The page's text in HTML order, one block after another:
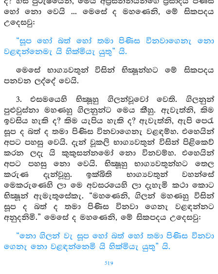
හෝ නො වෙයි ... මෙසේ ද මහණෙනි, මේ සිකපදය
උදෙසවු:
“සූප හෝ බත් හෝ තමා පිණිස විනවාගෙනැ නො
වළඳන්නෙමැ යි හික්මියැ යුතු” යි.
මෙසේ භාග්‍යවතුන් විසින් භික්‍ෂූන්හට මේ සිකපදය
පනවන ලද්දේ වෙයි.
3. එසමයෙහි භික්‍ෂූහු ගිලන්වූවෝ වෙති. ගිලනුන්
පුළුවුස්නා මහණහු ගිලනුන්ට මෙය කීහු. ඇවැත්නි, කිම
ඉවසිය හැකි ද? කිම යැපිය හැකි ද? ඇවැත්නි, ඇපි පෙරැ
සූප ද බත් ද තමා පිණිස විනවාගෙනැ වළඳම්හ. එහෙයින්
අපට පහසු වෙයි. දැන් වූකලි භාග්‍යවතුන් විසින් පිළිකෙව්
කරන ලදැ යි කුකුසන්නමෝ නො විනවම්හ. එහෙයින්
අපට පහසු නො වෙයි. භික්‍ෂූහු භාග්‍යවතුන්හට තෙල
කරුණ දැන්වූහු. ඉක්බිති භාග්‍යවතුන් වහන්සේ
මෙකරුණෙහි ලා මෙ අවසරයෙහි ලා දැහැමි කථා කොට
භික්‍ෂූන් ඇමැතූසේකැ. “මහණෙනි, ගිලන් මහණහු විසින්
සූප ද බත් ද තමා පිණිස විනවා ගෙනැ වළඳන්නට
අනුදනිමි.” මෙසේ ද මහණෙනි, මේ සිකපදය උදෙසවු:
“නො ගිලන් වැ සූප හෝ බත් හෝ තමා පිණිස විනවා
ගෙනැ නො වළඳන්නෙමි යි හික්මියැ යුතු” යි.
519